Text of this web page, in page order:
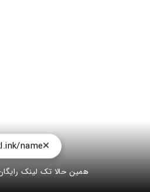
name
همین حالا تک لینک